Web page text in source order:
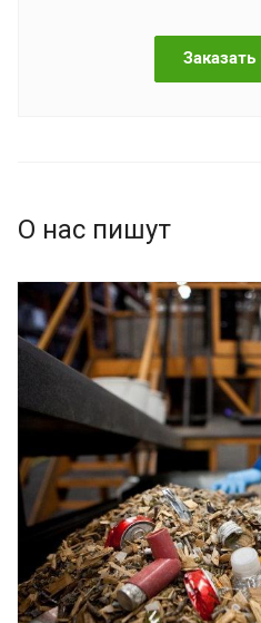
Заказать
О нас пишут